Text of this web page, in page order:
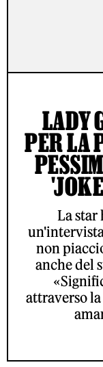
LADY
PER LA
La star
non
anche del
attraverso